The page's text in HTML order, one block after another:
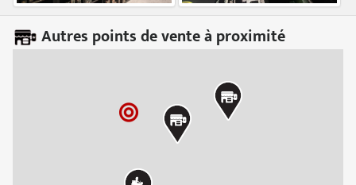
Autres points de vente à proximité